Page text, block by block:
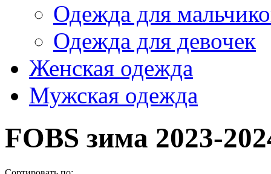
Одежда для
Одежда для девочек
Женская одежда
Мужская одежда
FOBS зима 2023-